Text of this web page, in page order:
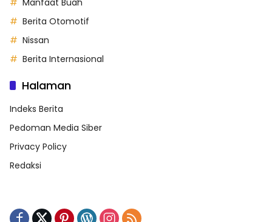
Berita Otomotif
Nissan
Berita Internasional
Halaman
Indeks Berita
Pedoman Media Siber
Privacy Policy
Redaksi